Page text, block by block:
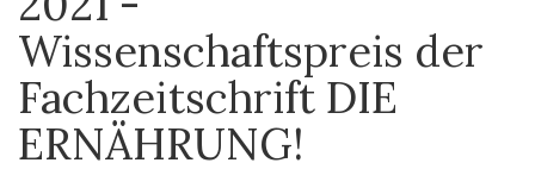
Wissenschaftspreis der
Fachzeitschrift DIE
ERNÄHRUNG!